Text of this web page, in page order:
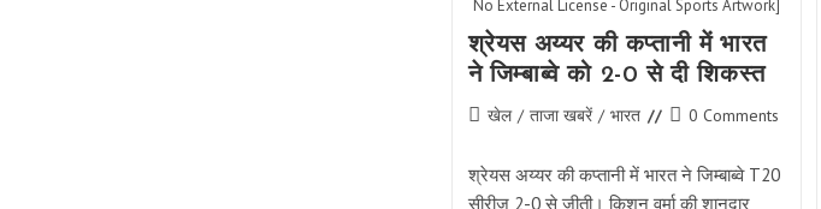
No External License - Original Sports Artwork]
श्रेयस अय्यर की कप्तानी में भारत
ने जिम्बाब्वे को 2-0 से दी शिकस्त
Postखेल / ताजा खबरें / भारत
Post0 Comments
श्रेयस अय्यर की कप्तानी में भारत ने जिम्बाब्वे T20
सीरीज 2-0 से जीती। किशन वर्मा की शानदार